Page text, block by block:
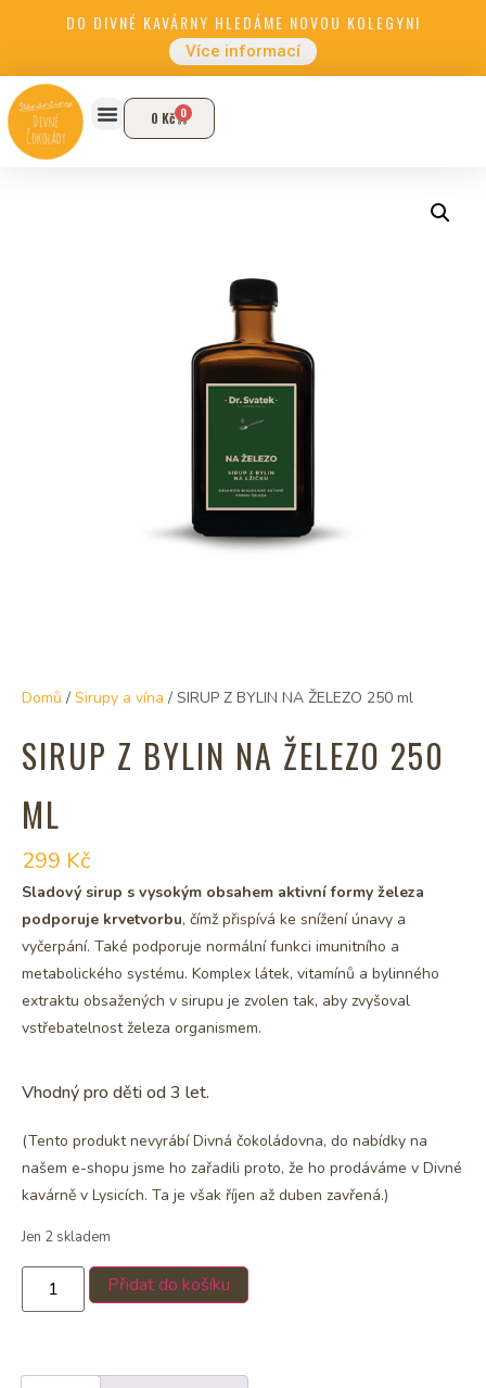
DO DIVNÉ KAVÁRNY HLEDÁME NOVOU KOLEGYNI
Více informací
0 Kč 0
Domů / Sirupy a vína / SIRUP Z BYLIN NA ŽELEZO 250 ml
SIRUP Z BYLIN NA ŽELEZO 250
ML
299 Kč
Sladový sirup s vysokým obsahem aktivní formy železa
podporuje krvetvorbu, čímž přispívá ke snížení únavy a
vyčerpání. Také podporuje normální funkci imunitního a
metabolického systému. Komplex látek, vitamínů a bylinného
extraktu obsažených v sirupu je zvolen tak, aby zvyšoval
vstřebatelnost železa organismem.
Vhodný pro děti od 3 let.
(Tento produkt nevyrábí Divná čokoládovna, do nabídky na
našem e-shopu jsme ho zařadili proto, že ho prodáváme v Divné
kavárně v Lysicích. Ta je však říjen až duben zavřená.)
Jen 2 skladem
Přidat do košíku